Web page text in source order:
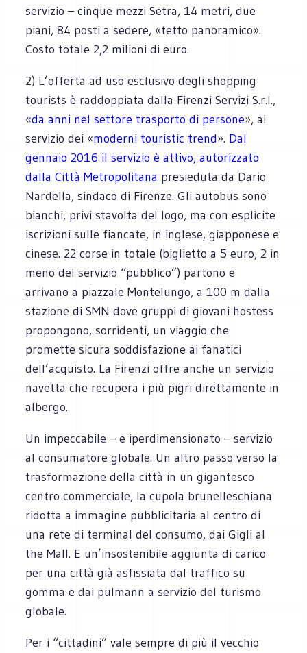
servizio – cinque mezzi Setra, 14 metri, due
piani, 84 posti a sedere, «tetto panoramico».
Costo totale 2,2 milioni di euro.
2) L’offerta ad uso esclusivo degli shopping
tourists è raddoppiata dalla Firenzi Servizi S.r.l.,
«da anni nel settore trasporto di persone», al
servizio dei «moderni touristic trend». Dal
gennaio 2016 il servizio è attivo,autorizzato
dalla Città Metropolitana presieduta da Dario
Nardella, sindaco di Firenze. Gli autobus sono
bianchi, privi stavolta del logo, ma con esplicite
iscrizioni sulle fiancate, in inglese, giapponese e
cinese. 22 corse in totale (biglietto a 5 euro, 2 in
meno del servizio “pubblico”) partono e
arrivano a piazzale Montelungo, a 100 m dalla
stazione di SMN dove gruppi di giovani hostess
propongono, sorridenti, un viaggio che
promette sicura soddisfazione ai fanatici
dell’acquisto. La Firenzi offre anche un servizio
navetta che recupera i più pigri direttamente in
albergo.
Un impeccabile – e iperdimensionato – servizio
al consumatore globale. Un altro passo verso la
trasformazione della città in un gigantesco
centro commerciale, la cupola brunelleschiana
ridotta a immagine pubblicitaria al centro di
una rete di terminal del consumo, dai Gigli al
the Mall.​ E un’insostenibile aggiunta di carico
per una città già asfissiata dal traffico su
gomma e dai pulmann a servizio del turismo
globale.
​Per i “cittadini” vale sempre di più il vecchio